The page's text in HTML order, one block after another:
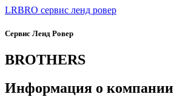
LRBRO сервис ленд ровер
Сервис Ленд Ровер
BROTHERS
Информация о компании